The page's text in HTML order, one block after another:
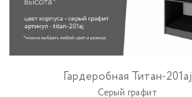
Гардеробная Титан-201aj
Серый графит